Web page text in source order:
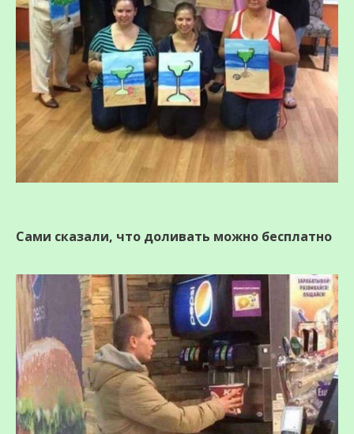
Сами сказали, что доливать можно бесплатно